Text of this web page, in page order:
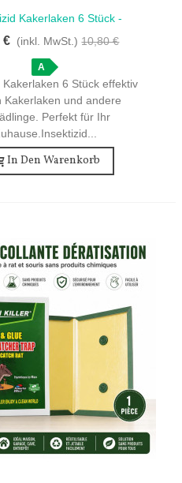
Kakerlaken 6 Stück -
Insektenpulver
€ (inkl. MwSt.) 10,80 €
A
Kakerlaken 6 Stück effektiv
Kakerlaken und andere
Perfekt für Ihr
In Den Warenkorb